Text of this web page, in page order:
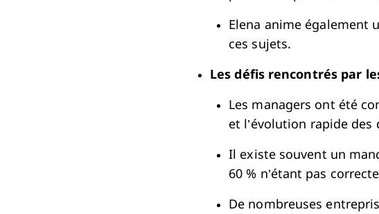
Elena anime également
ces sujets.
Les défis rencontrés par
Les managers ont été
et l’évolution rapide des
Il existe souvent un
60 % n’étant pas
De nombreuses